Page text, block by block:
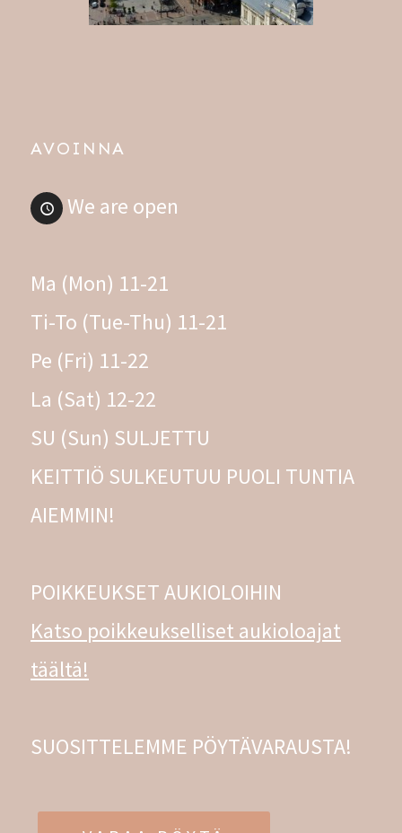
AVOINNA
We are open
Ma (Mon) 11-21
Ti-To (Tue-Thu) 11-21
Pe (Fri) 11-22
La (Sat) 12-22
SU (Sun) SULJETTU
KEITTIÖ SULKEUTUU PUOLI TUNTIA
AIEMMIN!
POIKKEUKSET AUKIOLOIHIN
Katso poikkeukselliset aukioloajat
täältä!
SUOSITTELEMME PÖYTÄVARAUSTA!